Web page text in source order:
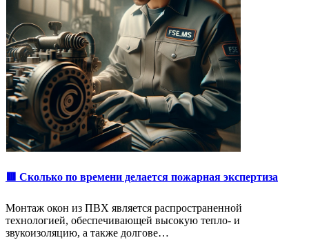
🟥 Сколько по времени делается пожарная экспертиза
Монтаж окон из ПВХ является распространенной
технологией, обеспечивающей высокую тепло- и
звукоизоляцию, а также долгове…